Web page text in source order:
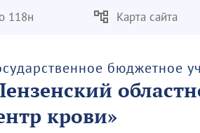
118н Карта сайта
бюджетное
крови»